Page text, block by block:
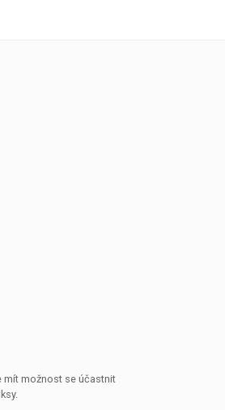
mít možnost se účastnit